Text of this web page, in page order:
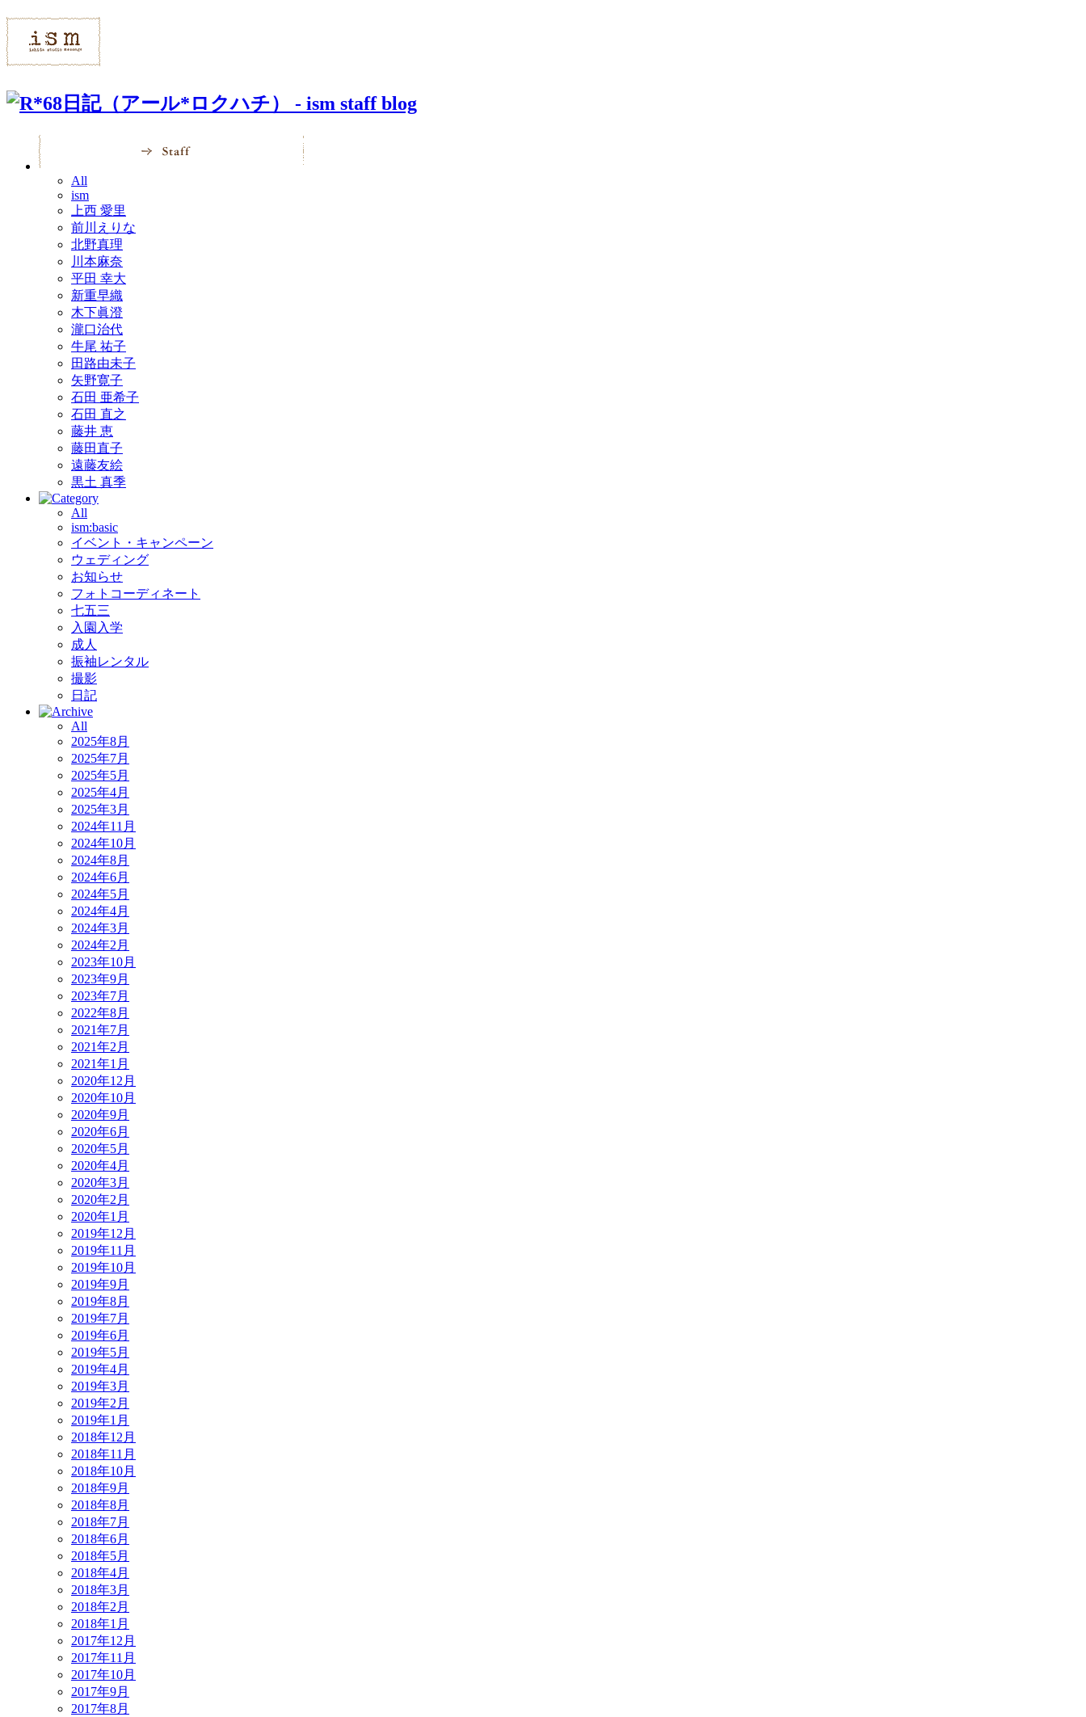
All
ism
上西 愛里
前川えりな
北野真理
川本麻奈
平田 幸大
新重早織
木下眞澄
瀧口治代
牛尾 祐子
田路由未子
矢野寛子
石田 亜希子
石田 直之
藤井 恵
藤田直子
遠藤友絵
黒土 真季
All
ism:basic
イベント・キャンペーン
ウェディング
お知らせ
フォトコーディネート
七五三
入園入学
成人
振袖レンタル
撮影
日記
All
2025年8月
2025年7月
2025年5月
2025年4月
2025年3月
2024年11月
2024年10月
2024年8月
2024年6月
2024年5月
2024年4月
2024年3月
2024年2月
2023年10月
2023年9月
2023年7月
2022年8月
2021年7月
2021年2月
2021年1月
2020年12月
2020年10月
2020年9月
2020年6月
2020年5月
2020年4月
2020年3月
2020年2月
2020年1月
2019年12月
2019年11月
2019年10月
2019年9月
2019年8月
2019年7月
2019年6月
2019年5月
2019年4月
2019年3月
2019年2月
2019年1月
2018年12月
2018年11月
2018年10月
2018年9月
2018年8月
2018年7月
2018年6月
2018年5月
2018年4月
2018年3月
2018年2月
2018年1月
2017年12月
2017年11月
2017年10月
2017年9月
2017年8月